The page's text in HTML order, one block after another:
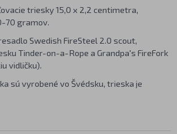
triesky 15,0 x 2,2 centimetra,
70 gramov.
Swedish FireSteel 2.0 scout,
Tinder-on-a-Rope a Grandpa's FireFork
vidličku).
sú vyrobené vo Švédsku, trieska je